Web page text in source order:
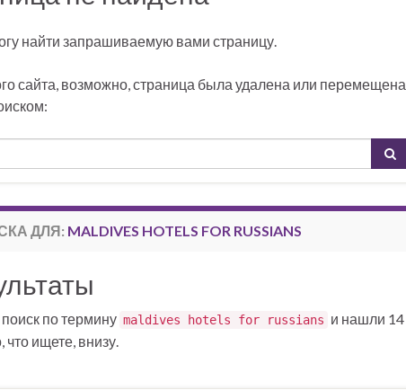
найти запрашиваемую вами страницу.
сайта, возможно, страница была удалена или перемещена
ДЛЯ: MALDIVES HOTELS FOR RUSSIANS
по термину maldives hotels for russians и нашли 14
ищете, внизу.